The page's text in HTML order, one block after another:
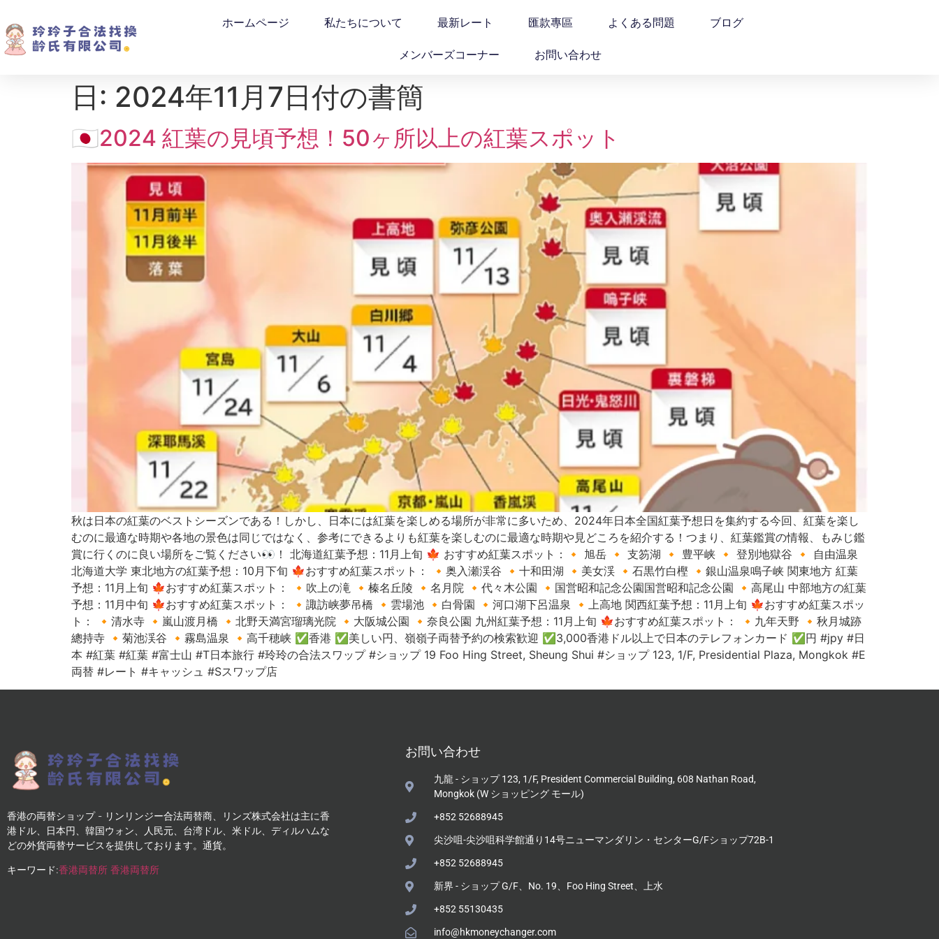
ホームページ 私たちについて 最新レート 匯款專區 よくある問題 ブログ
メンバーズコーナー お問い合わせ
日: 2024年11月7日付の書簡
🇯🇵2024 紅葉の見頃予想！50ヶ所以上の紅葉スポット
秋は日本の紅葉のベストシーズンである！しかし、日本には紅葉を楽しめる場所が非常に多いため、2024年日本全国紅葉予想日を集約する今回、紅葉を楽し
むのに最適な時期や各地の景色は同じではなく、参考にできるよりも紅葉を楽しむのに最適な時期や見どころを紹介する！つまり、紅葉鑑賞の情報、もみじ鑑
賞に行くのに良い場所をご覧ください👀！ 北海道紅葉予想：11月上旬 🍁 おすすめ紅葉スポット：🔸 旭岳 🔸 支笏湖 🔸 豊平峡 🔸 登別地獄谷 🔸 自由温泉
北海道大学 東北地方の紅葉予想：10月下旬 🍁おすすめ紅葉スポット： 🔸奥入瀬渓谷 🔸十和田湖 🔸美女渓 🔸石黒竹白樫 🔸銀山温泉鳴子峡 関東地方 紅葉
予想：11月上旬 🍁おすすめ紅葉スポット： 🔸吹上の滝 🔸榛名丘陵 🔸名月院 🔸代々木公園 🔸国営昭和記念公園国営昭和記念公園 🔸高尾山 中部地方の紅葉
予想：11月中旬 🍁おすすめ紅葉スポット： 🔸諏訪峡夢吊橋 🔸雲場池 🔸白骨園 🔸河口湖下呂温泉 🔸上高地 関西紅葉予想：11月上旬 🍁おすすめ紅葉スポッ
ト： 🔸清水寺 🔸嵐山渡月橋 🔸北野天満宮瑠璃光院 🔸大阪城公園 🔸奈良公園 九州紅葉予想：11月上旬 🍁おすすめ紅葉スポット： 🔸九年天野 🔸秋月城跡
總持寺 🔸菊池渓谷 🔸霧島温泉 🔸高千穂峡 ✅香港 ✅美しい円、嶺嶺子両替予約の検索歓迎 ✅3,000香港ドル以上で日本のテレフォンカード ✅円 #jpy #日
本 #紅葉 #紅葉 #富士山 #T日本旅行 #玲玲の合法スワップ #ショップ 19 Foo Hing Street, Sheung Shui #ショップ 123, 1/F, Presidential Plaza, Mongkok #E
両替 #レート #キャッシュ #Sスワップ店
香港の両替ショップ - リンリンジー合法両替商、リンズ株式会社は主に香
港ドル、日本円、韓国ウォン、人民元、台湾ドル、米ドル、ディルハムな
どの外貨両替サービスを提供しております。通貨。
キーワード:香港両替所 香港両替所
お問い合わせ
九龍 - ショップ 123, 1/F, President Commercial Building, 608 Nathan Road,
Mongkok (W ショッピング モール)
+852 52688945
尖沙咀-尖沙咀科学館通り14号ニューマンダリン・センターG/Fショップ72B-1
+852 52688945
新界 - ショップ G/F、No. 19、Foo Hing Street、上水
+852 55130435
info@hkmoneychanger.com